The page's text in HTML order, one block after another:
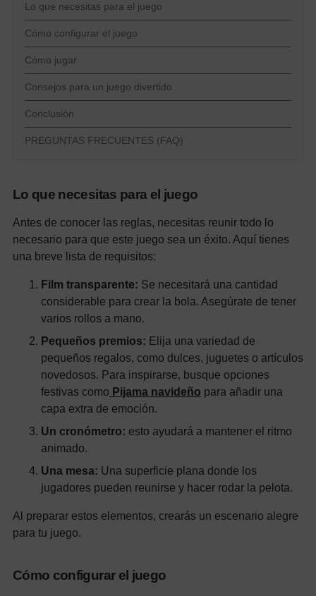
Lo que necesitas para el juego
Cómo configurar el juego
Cómo jugar
Consejos para un juego divertido
Conclusión
PREGUNTAS FRECUENTES (FAQ)
Lo que necesitas para el juego
Antes de conocer las reglas, necesitas reunir todo lo
necesario para que este juego sea un éxito. Aquí tienes
una breve lista de requisitos:
Film transparente: Se necesitará una cantidad
considerable para crear la bola. Asegúrate de tener
varios rollos a mano.
Pequeños premios: Elija una variedad de
pequeños regalos, como dulces, juguetes o artículos
novedosos. Para inspirarse, busque opciones
festivas como Pijama navideño para añadir una
capa extra de emoción.
Un cronómetro: esto ayudará a mantener el ritmo
animado.
Una mesa: Una superficie plana donde los
jugadores pueden reunirse y hacer rodar la pelota.
Al preparar estos elementos, crearás un escenario alegre
para tu juego.
Cómo configurar el juego